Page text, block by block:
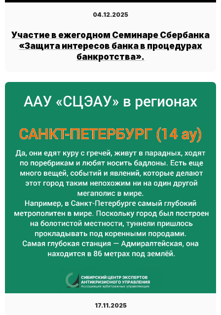
04.12.2025
Участие в ежегодном Семинаре Сбербанка
«Защита интересов банка в процедурах
банкротства».
17.11.2025